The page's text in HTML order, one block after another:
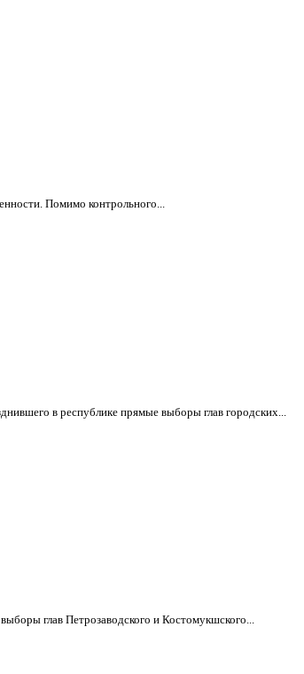
Помимо контрольного...
в республике прямые выборы глав городских...
глав Петрозаводского и Костомукшского...